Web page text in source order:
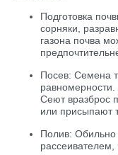
Подготовка
сорняки,
газона почва
Посев: Семена
равномерности.
Сеют вразброс
или присыпают
Полив: Обильно